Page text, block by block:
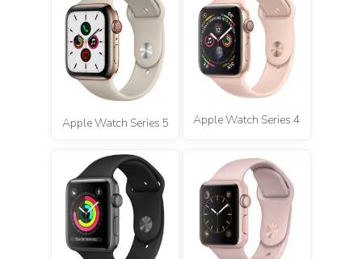
Apple Watch Series 5 Apple Watch Series 4